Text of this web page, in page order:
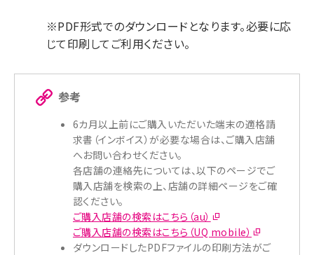
※PDF形式でのダウンロードとなります。必要に応
じて印刷してご利用ください。
参考
6カ月以上前にご購入いただいた端末の適格請
求書（インボイス）が必要な場合は、ご購入店舗
へお問い合わせください。
各店舗の連絡先については、以下のページでご
購入店舗を検索の上、店舗の詳細ページをご確
認ください。
ご購入店舗の検索はこちら（au）
ご購入店舗の検索はこちら（UQ mobile）
ダウンロードしたPDFファイルの印刷方法がご